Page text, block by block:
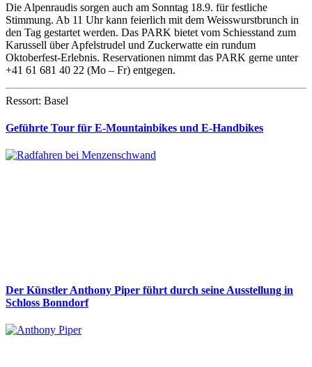
Die Alpenraudis sorgen auch am Sonntag 18.9. für festliche
Stimmung. Ab 11 Uhr kann feierlich mit dem Weisswurstbrunch in
den Tag gestartet werden. Das PARK bietet vom Schiesstand zum
Karussell über Apfelstrudel und Zuckerwatte ein rundum
Oktoberfest-Erlebnis. Reservationen nimmt das PARK gerne unter
+41 61 681 40 22 (Mo – Fr) entgegen.
Ressort: Basel
Geführte Tour für E-Mountainbikes und E-Handbikes
Der Künstler Anthony Piper führt durch seine Ausstellung in
Schloss Bonndorf